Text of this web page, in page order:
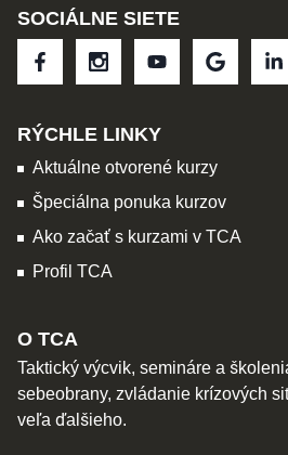
SOCIÁLNE SIETE
RÝCHLE LINKY
Aktuálne otvorené kurzy
Špeciálna ponuka kurzov
Ako začať s kurzami v TCA
Profil TCA
O TCA
Taktický výcvik, semináre a
sebeobrany, zvládanie krízových
veľa ďalšieho.